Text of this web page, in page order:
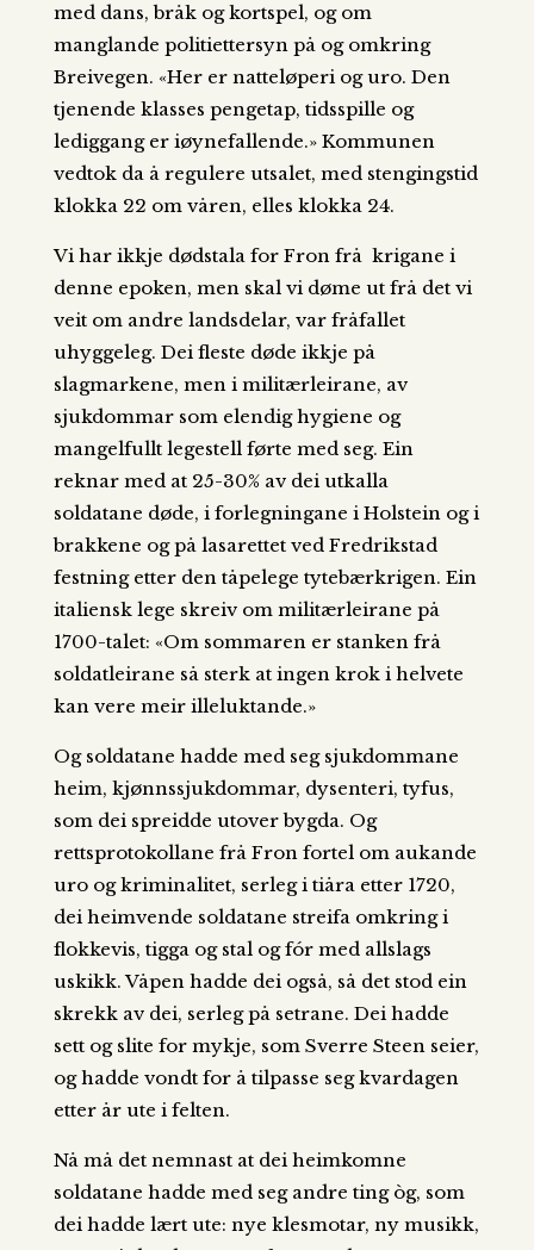
med dans, bråk og kortspel, og om
manglande politiettersyn på og omkring
Breivegen. «Her er natteløperi og uro. Den
tjenende klasses pengetap, tidsspille og
lediggang er iøynefallende.» Kommunen
vedtok da å regulere utsalet, med stengingstid
klokka 22 om våren, elles klokka 24.
Vi har ikkje dødstala for Fron frå krigane i
denne epoken, men skal vi døme ut frå det vi
veit om andre landsdelar, var fråfallet
uhyggeleg. Dei fleste døde ikkje på
slagmarkene, men i militærleirane, av
sjukdommar som elendig hygiene og
mangelfullt legestell førte med seg. Ein
reknar med at 25-30% av dei utkalla
soldatane døde, i forlegningane i Holstein og i
brakkene og på lasarettet ved Fredrikstad
festning etter den tåpelege tytebærkrigen. Ein
italiensk lege skreiv om militærleirane på
1700-talet: «Om sommaren er stanken frå
soldatleirane så sterk at ingen krok i helvete
kan vere meir illeluktande.»
Og soldatane hadde med seg sjukdommane
heim, kjønnssjukdommar, dysenteri, tyfus,
som dei spreidde utover bygda. Og
rettsprotokollane frå Fron fortel om aukande
uro og kriminalitet, serleg i tiåra etter 1720,
dei heimvende soldatane streifa omkring i
flokkevis, tigga og stal og fór med allslags
uskikk. Våpen hadde dei også, så det stod ein
skrekk av dei, serleg på setrane. Dei hadde
sett og slite for mykje, som Sverre Steen seier,
og hadde vondt for å tilpasse seg kvardagen
etter år ute i felten.
Nå må det nemnast at dei heimkomne
soldatane hadde med seg andre ting òg, som
dei hadde lært ute: nye klesmotar, ny musikk,